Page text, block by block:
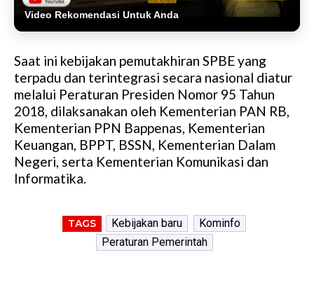
Video Rekomendasi Untuk Anda
Saat ini kebijakan pemutakhiran SPBE yang
terpadu dan terintegrasi secara nasional diatur
melalui Peraturan Presiden Nomor 95 Tahun
2018, dilaksanakan oleh Kementerian PAN RB,
Kementerian PPN Bappenas, Kementerian
Keuangan, BPPT, BSSN, Kementerian Dalam
Negeri, serta Kementerian Komunikasi dan
Informatika.
TAGS Kebijakan baru
Kominfo
Peraturan Pemerintah